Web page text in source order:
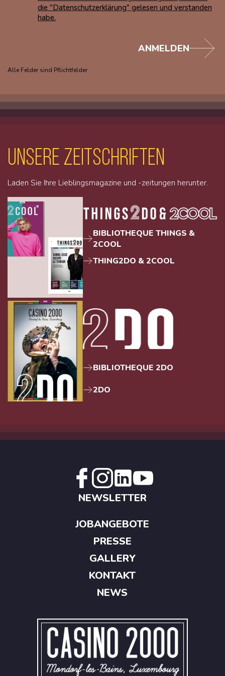
die "Datenschutzerklärung" gelesen und verstanden
habe.
Alle Felder sind Pflichtfelder
ANMELDEN
unsere Zeitschriften
Laden Sie Ihre Lieblingsmagazine und -zeitungen herunter.
BIBLIOTHEQUE THINGS &
2COOL
THING2DO & 2COOL
BIBLIOTHEQUE 2DO
2DO
NEWSLETTER
JOBANGEBOTE
PRESSE
GALLERY
KONTAKT
NEWS